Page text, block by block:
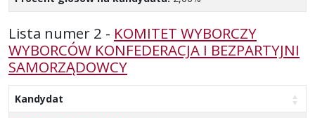
Lista numer 2 - KOMITET WYBORCZY
WYBORCÓW KONFEDERACJA I BEZPARTYJNI
SAMORZĄDOWCY
Kandydat